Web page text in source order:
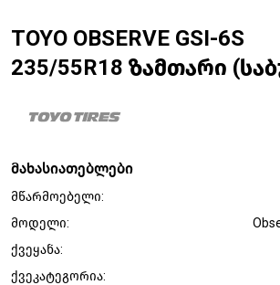
TOYO OBSERVE GSI-6S
235/55R18 ზამთარი
მახასიათებლები
მწარმოებელი:
მოდელი:
ქვეყანა:
ქვეკატეგორია: